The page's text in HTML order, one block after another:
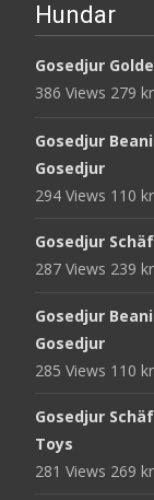
Hundar
Gosedjur
386 Views 279 kr
Gosedjur
Gosedjur
294 Views 110 kr
Gosedjur
287 Views 239 kr
Gosedjur
Gosedjur
285 Views 110 kr
Gosedjur
Toys
281 Views 269 kr